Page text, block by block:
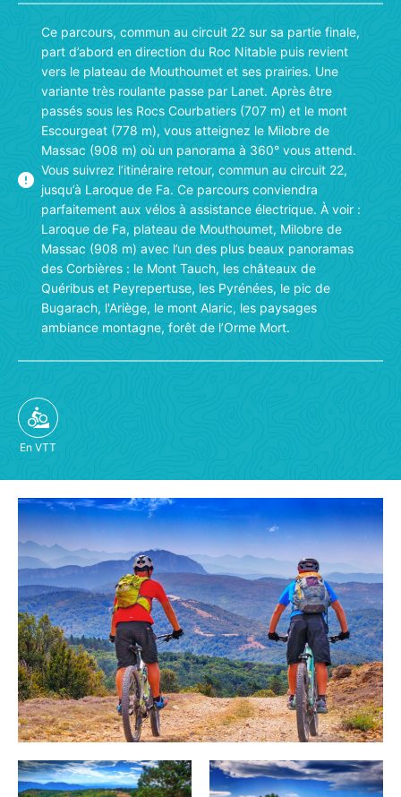
Ce parcours, commun au circuit 22 sur sa partie
finale, part d’abord en direction du Roc Nitable puis
revient vers le plateau de Mouthoumet et ses prairies.
Une variante très roulante passe par Lanet. Après
être passés sous les Rocs Courbatiers (707 m) et le
mont Escourgeat (778 m), vous atteignez le Milobre
de Massac (908 m) où un panorama à 360° vous
attend. Vous suivrez l’itinéraire retour, commun au
circuit 22, jusqu’à Laroque de Fa. Ce parcours
conviendra parfaitement aux vélos à assistance
électrique. À voir : Laroque de Fa, plateau de
Mouthoumet, Milobre de Massac (908 m) avec l’un
des plus beaux panoramas des Corbières : le Mont
Tauch, les châteaux de Quéribus et Peyrepertuse, les
Pyrénées, le pic de Bugarach, l'Ariège, le mont Alaric,
les paysages ambiance montagne, forêt de l’Orme
Envoyer
Si vous êtes un humain, ne remplissez pas
ce champ.